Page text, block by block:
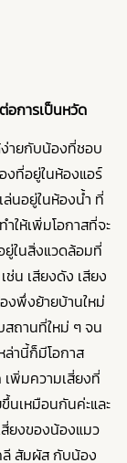
อการเป็นหวัด
ง่ายกับน้องที่ชอบ
งที่อยู่ในห้องแอร์
นอยู่ในห้องน้ำ ที่
ให้เพิ่มโอกาสที่จะ
ยู่ในสิ่งแวดล้อมที่
ช่น เสียงดัง เสียง
งพึ่งย้ายบ้านใหม่
สถานที่ใหม่ ๆ จน
ล่านี้ก็มีโอกาส
พิ่มความเสี่ยงที่
นเหมือนกันค่ะและ
ยงของน้องแมว
สัมผัส กับน้อง